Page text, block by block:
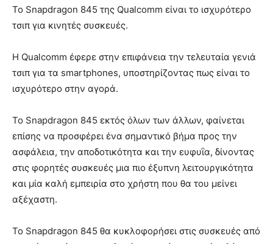
Το Snapdragon 845 της Qualcomm είναι το ισχυρότερο
τσιπ για κινητές συσκευές.
Η Qualcomm έφερε στην επιφάνεια την τελευταία γενιά
τσιπ για τα smartphones, υποστηρίζοντας πως είναι το
ισχυρότερο στην αγορά.
Το Snapdragon 845 εκτός όλων των άλλων, φαίνεται
επίσης να προσφέρει ένα σημαντικό βήμα προς την
ασφάλεια, την αποδοτικότητα και την ευφυΐα, δίνοντας
στις φορητές συσκευές μια πιο έξυπνη λειτουργικότητα
και μία καλή εμπειρία στο χρήστη που θα του μείνει
αξέχαστη.
Το Snapdragon 845 θα κυκλοφορήσει στις συσκευές από